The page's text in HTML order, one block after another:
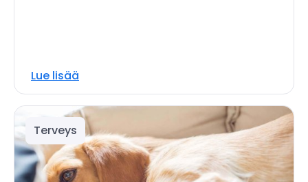
Lue lisää
Terveys